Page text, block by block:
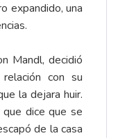
expandido, una
Mandl, decidió
con su
la dejara huir.
dice que se
de la casa